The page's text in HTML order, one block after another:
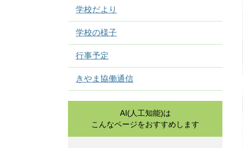
学校だより
学校の様子
行事予定
きやま協働通信
AI(人工知能)は
こんなページをおすすめします